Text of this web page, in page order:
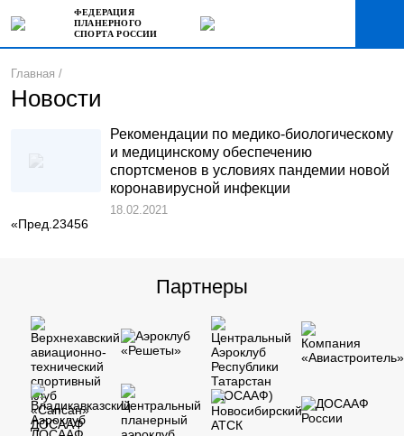
ФЕДЕРАЦИЯ
ПЛАНЕРНОГО
СПОРТА РОССИИ
Главная
Новости
Рекомендации по медико-биологическому
и медицинскому обеспечению
спортсменов в условиях пандемии новой
коронавирусной инфекции
18.02.2021
«Пред. 23456
Партнеры